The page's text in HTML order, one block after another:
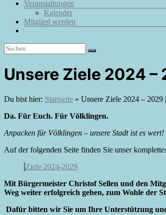
Veranstaltungen
Kalender
Mitglied werden
Unsere Ziele 2024 –
Du bist hier: Startseite » Unsere Ziele 2024 –
Da. Für Euch. Für Völklingen.
Anpacken für Völklingen – unsere Stadt ist es wert!
Auf der folgenden Seite finden Sie unser
Ziele 2024-2029
Mit Bürgermeister Christof Sellen und den
Weg weiter erfolgreich gehen, zum Wohle der
Dafür bitten wir Sie um Ihre Unterstützung